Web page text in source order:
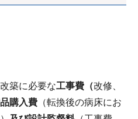
築に必要な工事費（改修、
購入費 （転換後の病床にお